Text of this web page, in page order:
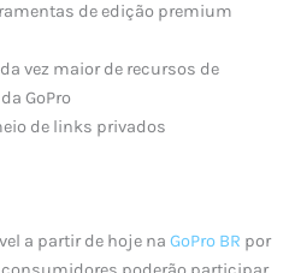
de edição premium
vez maior de recursos de
GoPro
de links privados
a partir de hoje na GoPro BR por